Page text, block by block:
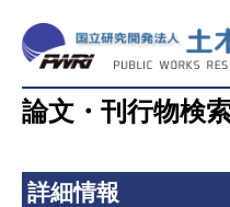
論文・刊行物検
詳細情報